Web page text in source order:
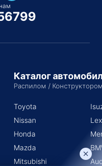
Каталог
Распилом /
Toyota
Nissan
Honda
Mazda
Mitsubishi